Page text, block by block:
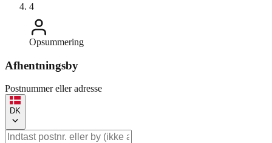
4
Opsummering
Afhentningsby
Postnummer eller adresse
DK